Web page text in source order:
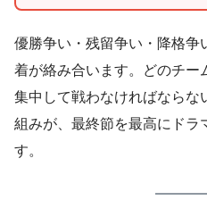
優勝争い・残留争い・降格争
着が絡み合います。どのチー
集中して戦わなければなら
組みが、最終節を最高にドラ
す。